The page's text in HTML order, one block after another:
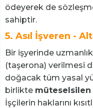
ödeyerek de
sahiptir.
5. Asıl İşveren -
Bir işyerinde
(taşerona) verilmesi
doğacak tüm yasal
birlikte
İşçilerin haklarını